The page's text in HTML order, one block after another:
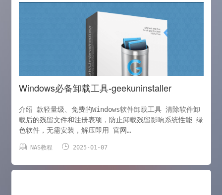
Windows必备卸载工具-geekuninstaller
介绍 款轻量级、免费的Windows软件卸载工具 清除软件卸
载后的残留文件和注册表项，防止卸载残留影响系统性能 绿
色软件，无需安装，解压即用 官网
https://geekuninstaller.com/download 界面： 解
NAS教程  2025-01-07